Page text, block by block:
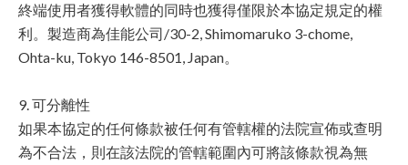
終端使用者獲得軟體的同時也獲得僅限於本協定規定的權
利。製造商為佳能公司/30-2, Shimomaruko 3-chome,
Ohta-ku, Tokyo 146-8501, Japan。
9. 可分離性
如果本協定的任何條款被任何有管轄權的法院宣佈或查明
為不合法，則在該法院的管轄範圍內可將該條款視為無